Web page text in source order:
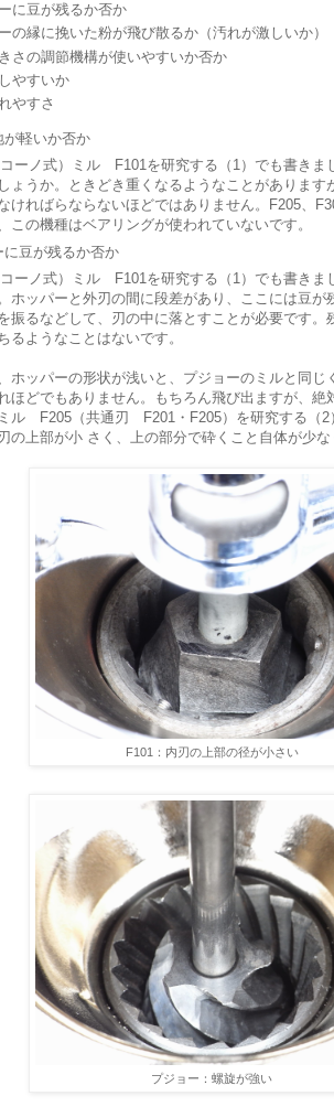
に豆が残るか否か
の縁に挽いた粉が飛び散るか（汚れが激しいか）
さの調節機構が使いやすいか否か
やすいか
やすさ
が軽いか否か
ーノ式）ミル F101を研究する（1）でも書きま
ょうか。ときどき重くなるようなことがあります
ければらならないほどではありません。F205、
この機種はベアリングが使われていないです。
に豆が残るか否か
ーノ式）ミル F101を研究する（1）でも書きま
ホッパーと外刃の間に段差があり、ここには豆が
振るなどして、刃の中に落とすことが必要です
るようなことはないです。
ホッパーの形状が浅いと、プジョーのミルと同じ
ほどでもありません。もちろん飛び出ますが、絶
ミル F205（共通刃 F201・F205）を研究する（2
の上部が小 さく、上の部分で砕くこと自体が少
F101：内刃の上部の径が小さい
プジョー：螺旋が強い